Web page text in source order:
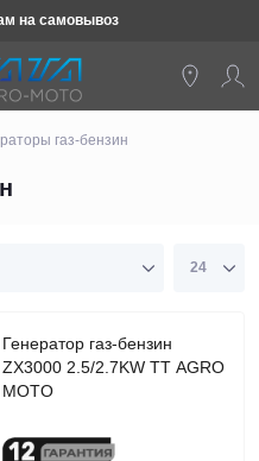
на самовывоз
газ-бензин
Генератор газ-бензин
ZX3000 2.5/2.7KW TT AGRO
MOTO